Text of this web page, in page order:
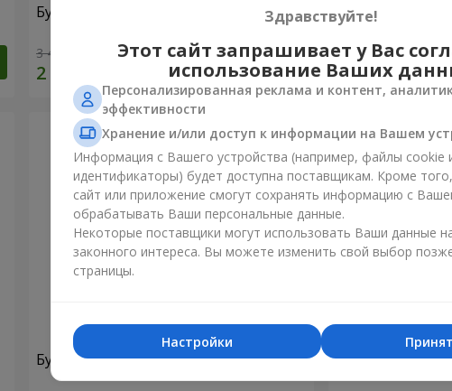
Букет "Обаяние"
3 427 грн Заказать
Букет "Мадейра"
1 834 грн
Букет "Шедевр" Букет
Здравствуйте!
Этот сайт запрашивает у Вас
использование Ваших
Персонализированная реклама и контент,
эффективности
Хранение и/или доступ к информации на Вашем
Информация с Вашего устройства (например, файлы cookie
идентификаторы) будет доступна поставщикам. Кроме
сайт или приложение смогут сохранять информацию с
обрабатывать Ваши персональные данные.
Некоторые поставщики могут использовать Ваши данные
законного интереса. Вы можете изменить свой выбор
страницы.
Настройки